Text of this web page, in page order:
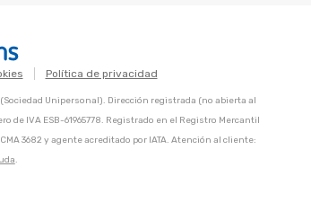
Política de privacidad
Unipersonal). Dirección registrada (no abierta al
de IVA ESB-61965778. Registrado en el Registro Mercantil
3682 y agente acreditado por IATA. Atención al cliente:
.